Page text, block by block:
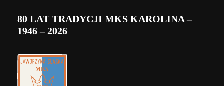
80 LAT TRADYCJI MKS KAROLINA –
1946 – 2026